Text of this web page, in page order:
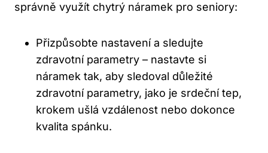
správně využít chytrý náramek pro seniory:
Přizpůsobte nastavení ⁢a sledujte
zdravotní parametry – nastavte⁤ si
náramek tak, aby sledoval důležité
zdravotní​ parametry, jako⁢ je srdeční‍ tep,
⁤krokem ušlá vzdálenost nebo dokonce
kvalita ‌spánku.